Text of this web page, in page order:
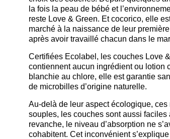
la fois la peau de bébé et
reste Love & Green. Et cocorico, elle
marché à la naissance de leur
après avoir travaillé chacun dans le
Certifiées Ecolabel, les couches Love
contiennent aucun ingrédient ou lotion
blanchie au chlore, elle est garantie
de microbilles d’origine naturelle.
Au-delà de leur aspect écologique, ces
souples, les couches sont aussi
revanche, le niveau d’absorption ne
cohabitent. Cet inconvénient